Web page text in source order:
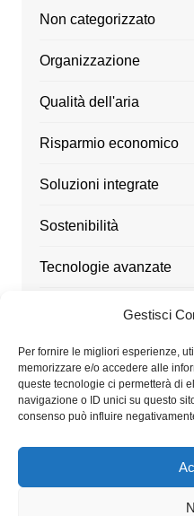
Gestisci
Per fornire le migliori esperienze,
memorizzare e/o accedere alle
queste tecnologie ci permetterà di
navigazione o ID unici su questo
consenso può influire
Non categorizzato
Organizzazione
Qualità dell'aria
Risparmio economico
Soluzioni integrate
Sostenibilità
Tecnologie avanzate
Utensili
pubblicizzando e fornendo